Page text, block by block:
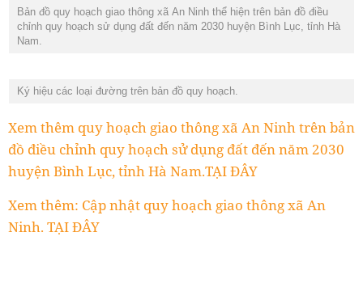
Bản đồ quy hoạch giao thông xã An Ninh thể hiện trên bản đồ điều
chỉnh quy hoạch sử dụng đất đến năm 2030 huyện Bình Lục, tỉnh Hà
Nam.
Ký hiệu các loại đường trên bản đồ quy hoạch.
Xem thêm quy hoạch giao thông xã An Ninh trên bản
đồ điều chỉnh quy hoạch sử dụng đất đến năm 2030
huyện Bình Lục, tỉnh Hà Nam.TẠI ĐÂY
Xem thêm: Cập nhật quy hoạch giao thông xã An
Ninh. TẠI ĐÂY